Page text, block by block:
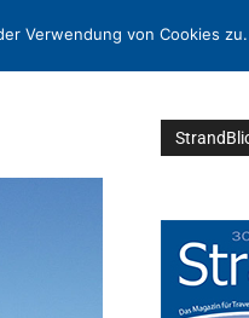
Verwendung von Cookies zu.